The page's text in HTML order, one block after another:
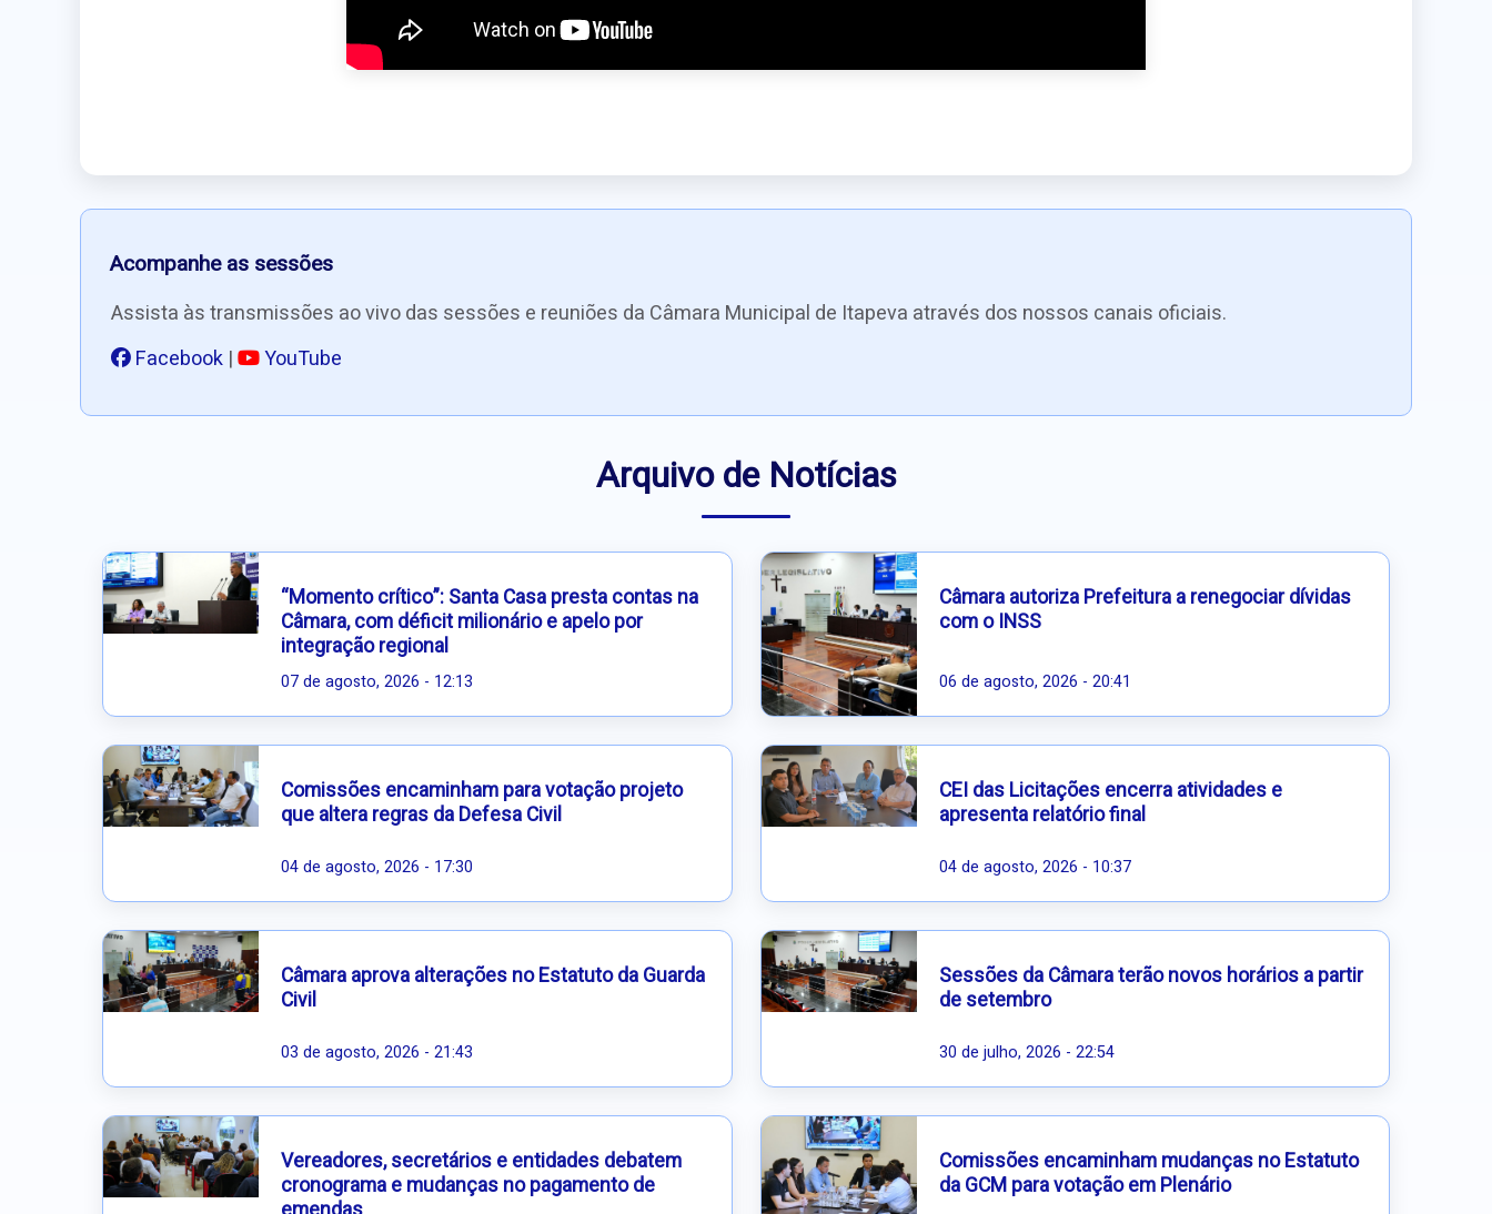
Acompanhe as sessões
Assista às transmissões ao vivo das sessões e reuniões da Câmara Municipal de Itapeva através dos nossos canais oficiais.
Facebook | YouTube
Arquivo de Notícias
“Momento crítico”: Santa Casa presta contas na
Câmara, com déficit milionário e apelo por
integração regional
07 de agosto, 2026 - 12:13
Câmara autoriza Prefeitura a renegociar dívidas
com o INSS
06 de agosto, 2026 - 20:41
Comissões encaminham para votação projeto
que altera regras da Defesa Civil
04 de agosto, 2026 - 17:30
CEI das Licitações encerra atividades e
apresenta relatório final
04 de agosto, 2026 - 10:37
Câmara aprova alterações no Estatuto da Guarda
Civil
03 de agosto, 2026 - 21:43
Sessões da Câmara terão novos horários a partir
de setembro
30 de julho, 2026 - 22:54
Vereadores, secretários e entidades debatem
cronograma e mudanças no pagamento de
Comissões encaminham mudanças no Estatuto
da GCM para votação em Plenário